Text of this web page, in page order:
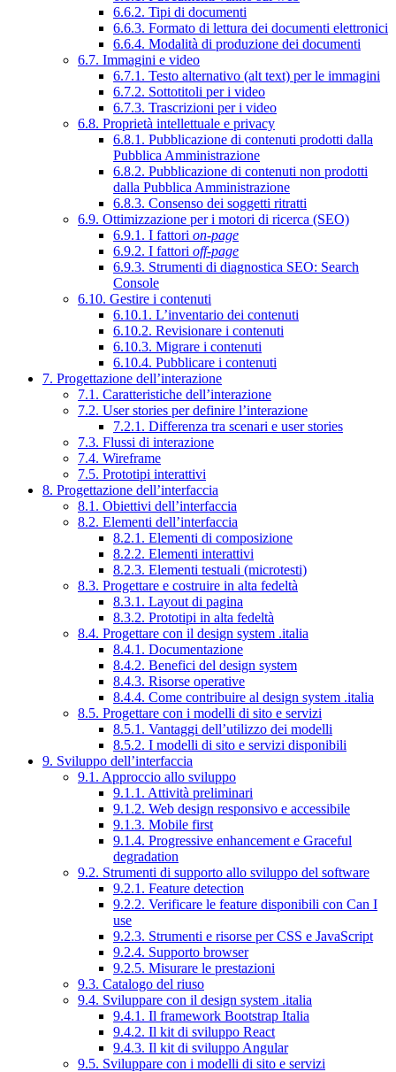
6.6.2. Tipi di documenti
6.6.3. Formato di lettura dei documenti elettronici
6.6.4. Modalità di produzione dei documenti
6.7. Immagini e video
6.7.1. Testo alternativo (alt text) per le immagini
6.7.2. Sottotitoli per i video
6.7.3. Trascrizioni per i video
6.8. Proprietà intellettuale e privacy
6.8.1. Pubblicazione di contenuti prodotti dalla
Pubblica Amministrazione
6.8.2. Pubblicazione di contenuti non prodotti
dalla Pubblica Amministrazione
6.8.3. Consenso dei soggetti ritratti
6.9. Ottimizzazione per i motori di ricerca (SEO)
6.9.1. I fattori on-page
6.9.2. I fattori off-page
6.9.3. Strumenti di diagnostica SEO: Search
Console
6.10. Gestire i contenuti
6.10.1. L’inventario dei contenuti
6.10.2. Revisionare i contenuti
6.10.3. Migrare i contenuti
6.10.4. Pubblicare i contenuti
7. Progettazione dell’interazione
7.1. Caratteristiche dell’interazione
7.2. User stories per definire l’interazione
7.2.1. Differenza tra scenari e user stories
7.3. Flussi di interazione
7.4. Wireframe
7.5. Prototipi interattivi
8. Progettazione dell’interfaccia
8.1. Obiettivi dell’interfaccia
8.2. Elementi dell’interfaccia
8.2.1. Elementi di composizione
8.2.2. Elementi interattivi
8.2.3. Elementi testuali (microtesti)
8.3. Progettare e costruire in alta fedeltà
8.3.1. Layout di pagina
8.3.2. Prototipi in alta fedeltà
8.4. Progettare con il design system .italia
8.4.1. Documentazione
8.4.2. Benefici del design system
8.4.3. Risorse operative
8.4.4. Come contribuire al design system .italia
8.5. Progettare con i modelli di sito e servizi
8.5.1. Vantaggi dell’utilizzo dei modelli
8.5.2. I modelli di sito e servizi disponibili
9. Sviluppo dell’interfaccia
9.1. Approccio allo sviluppo
9.1.1. Attività preliminari
9.1.2. Web design responsivo e accessibile
9.1.3. Mobile first
9.1.4. Progressive enhancement e Graceful
degradation
9.2. Strumenti di supporto allo sviluppo del software
9.2.1. Feature detection
9.2.2. Verificare le feature disponibili con Can I
use
9.2.3. Strumenti e risorse per CSS e JavaScript
9.2.4. Supporto browser
9.2.5. Misurare le prestazioni
9.3. Catalogo del riuso
9.4. Sviluppare con il design system .italia
9.4.1. Il framework Bootstrap Italia
9.4.2. Il kit di sviluppo React
9.4.3. Il kit di sviluppo Angular
9.5. Sviluppare con i modelli di sito e servizi